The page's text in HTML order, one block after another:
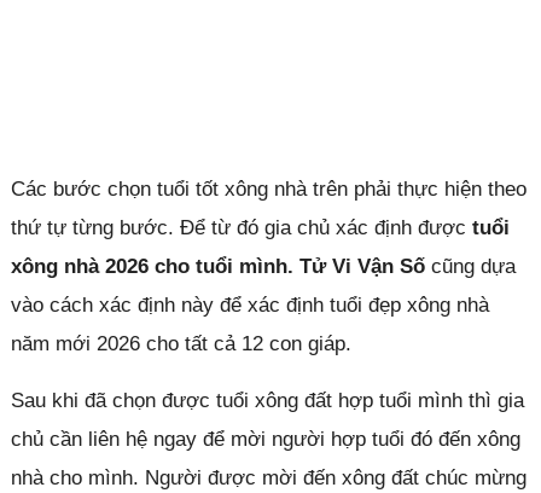
Các bước chọn tuổi tốt xông nhà trên phải thực hiện theo
thứ tự từng bước. Để từ đó gia chủ xác định được tuổi
xông nhà 2026 cho tuổi mình. Tử Vi Vận Sốcũng dựa
vào cách xác định này để xác định tuổi đẹp xông nhà
năm mới 2026 cho tất cả 12 con giáp.
Sau khi đã chọn được tuổi xông đất hợp tuổi mình thì gia
chủ cần liên hệ ngay để mời người hợp tuổi đó đến xông
nhà cho mình. Người được mời đến xông đất chúc mừng